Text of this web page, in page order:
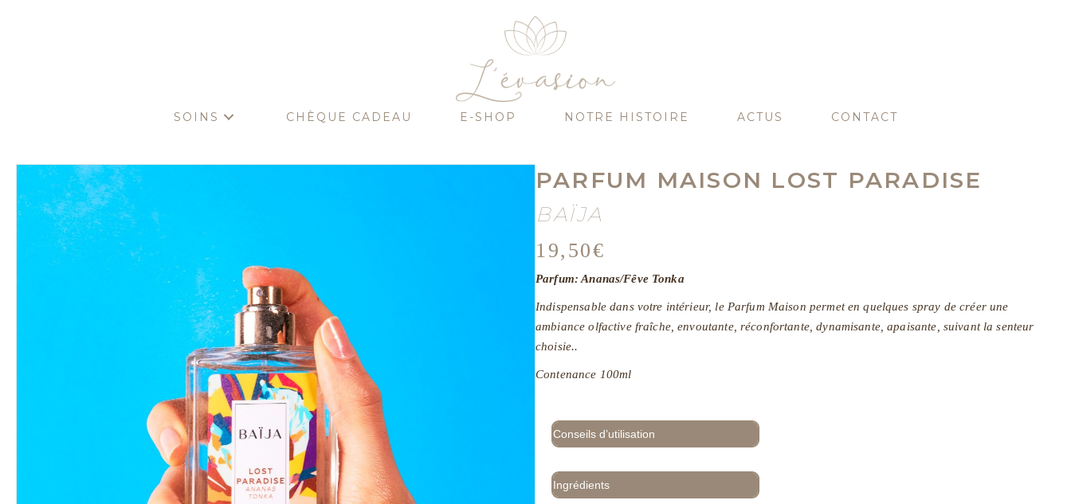
SOINS CHÈQUE CADEAU E-SHOP NOTRE HISTOIRE ACTUS CONTACT
PARFUM MAISON LOST PARADISE
BAÏJA
19,50€
Parfum: Ananas/Fêve Tonka
Indispensable dans votre intérieur, le Parfum Maison permet en quelques spray de créer une
ambiance olfactive fraîche, envoutante, réconfortante, dynamisante, apaisante, suivant la senteur
choisie..
Contenance 100ml
Conseils d’utilisation
Ingrédients